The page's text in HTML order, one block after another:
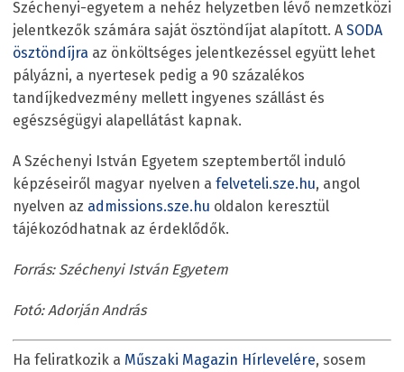
Széchenyi-egyetem a nehéz helyzetben lévő nemzetközi
jelentkezők számára saját ösztöndíjat alapított. A SODA
ösztöndíjra az önköltséges jelentkezéssel együtt lehet
pályázni, a nyertesek pedig a 90 százalékos
tandíjkedvezmény mellett ingyenes szállást és
egészségügyi alapellátást kapnak.
A Széchenyi István Egyetem szeptembertől induló
képzéseiről magyar nyelven a felveteli.sze.hu, angol
nyelven az admissions.sze.hu oldalon keresztül
tájékozódhatnak az érdeklődők.
Forrás: Széchenyi István Egyetem
Fotó: Adorján András
Ha feliratkozik a Műszaki Magazin Hírlevelére, sosem